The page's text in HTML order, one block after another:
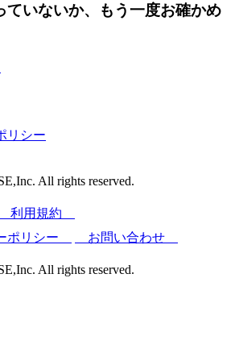
ていないか、もう一度お確かめ
リシー
All rights reserved.
利用規約
ポリシー
お問い合わせ
All rights reserved.